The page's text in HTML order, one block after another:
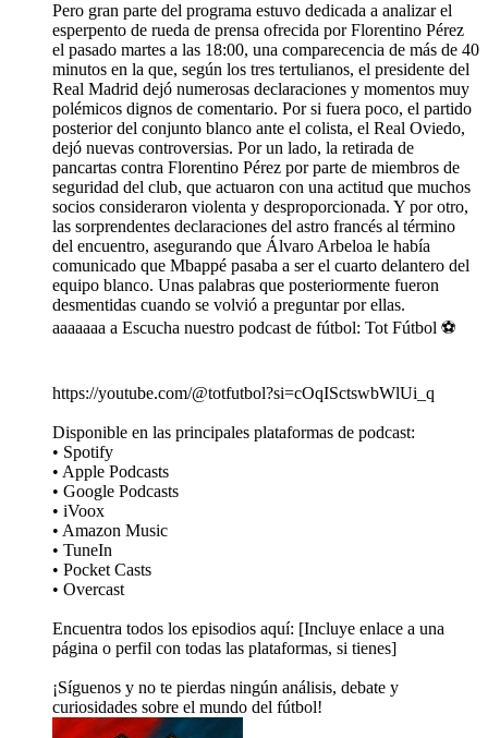
Pero gran parte del programa estuvo dedicada a analizar el
esperpento de rueda de prensa ofrecida por Florentino Pérez
el pasado martes a las 18:00, una comparecencia de más de 40
minutos en la que, según los tres tertulianos, el presidente del
Real Madrid dejó numerosas declaraciones y momentos muy
polémicos dignos de comentario. Por si fuera poco, el partido
posterior del conjunto blanco ante el colista, el Real Oviedo,
dejó nuevas controversias. Por un lado, la retirada de
pancartas contra Florentino Pérez por parte de miembros de
seguridad del club, que actuaron con una actitud que muchos
socios consideraron violenta y desproporcionada. Y por otro,
las sorprendentes declaraciones del astro francés al término
del encuentro, asegurando que Álvaro Arbeloa le había
comunicado que Mbappé pasaba a ser el cuarto delantero del
equipo blanco. Unas palabras que posteriormente fueron
desmentidas cuando se volvió a preguntar por ellas.
aaaaaaa a Escucha nuestro podcast de fútbol: Tot Fútbol ⚽
https://youtube.com/@totfutbol?si=cOqISctswbWlUi_q
Disponible en las principales plataformas de podcast:
• Spotify
• Apple Podcasts
• Google Podcasts
• iVoox
• Amazon Music
• TuneIn
• Pocket Casts
• Overcast
Encuentra todos los episodios aquí: [Incluye enlace a una
página o perfil con todas las plataformas, si tienes]
¡Síguenos y no te pierdas ningún análisis, debate y
curiosidades sobre el mundo del fútbol!